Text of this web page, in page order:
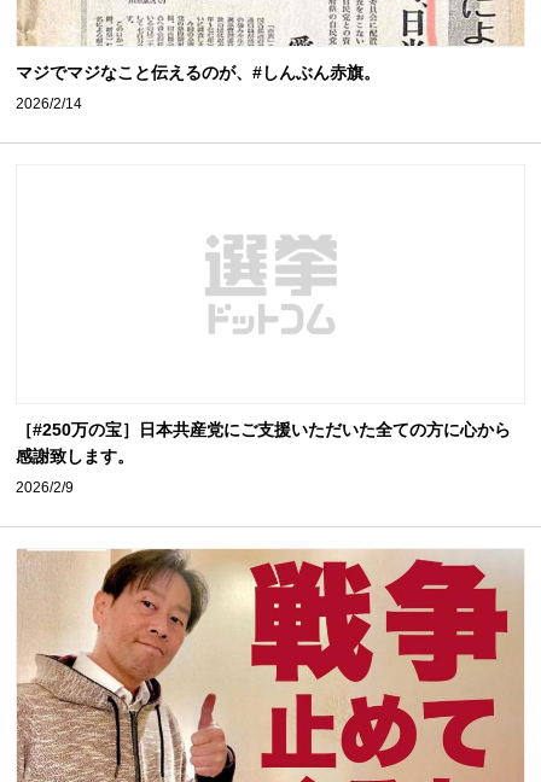
マジでマジなこと伝えるのが、#しんぶん赤旗。
2026/2/14
［#250万の宝］日本共産党にご支援いただいた全ての方に心から
感謝致します。
2026/2/9